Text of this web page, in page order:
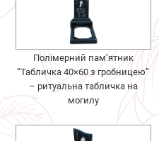
Полімерний пам’ятник
“Табличка 40×60 з гробницею”
– ритуальна табличка на
могилу